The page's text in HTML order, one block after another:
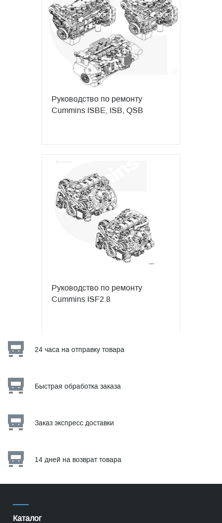
Руководство по ремонту
Cummins ISBE, ISB, QSB
Руководство по ремонту
Cummins ISF2.8
24 часа на отправку товара
Быстрая обработка заказа
Заказ экспресс доставки
14 дней на возврат товара
Каталог